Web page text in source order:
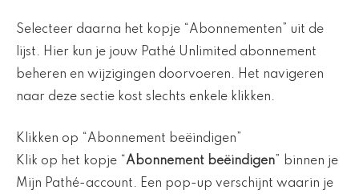
Selecteer daarna het kopje “Abonnementen” uit de
lijst. Hier kun je jouw Pathé Unlimited abonnement
beheren en wijzigingen doorvoeren. Het navigeren
naar deze sectie kost slechts enkele klikken.
Klikken op “Abonnement beëindigen”
Klik op het kopje “ Abonnement beëindigen ” binnen je
Mijn Pathé-account. Een pop-up verschijnt waarin je